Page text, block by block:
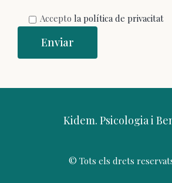
Accepto la política de privacitat
Kidem. Psicologia i
© Tots els drets